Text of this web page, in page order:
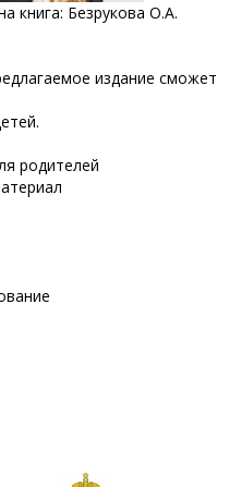
книга: Безрукова О.А.
издание сможет
родителей